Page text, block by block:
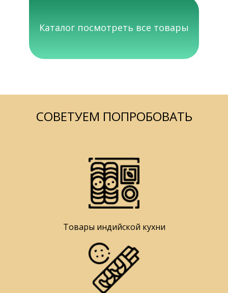
Каталог посмотреть все товары
СОВЕТУЕМ ПОПРОБОВАТЬ
Товары индийской кухни